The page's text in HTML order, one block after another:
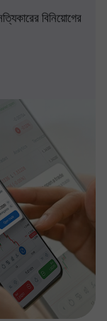
বিনিয়োগের